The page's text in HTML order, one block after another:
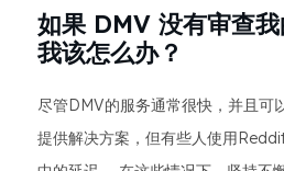
如果 DMV 没有审查
我该怎么办？
尽管DMV的服务通常很快，并且可
提供解决方案，但有些人使用